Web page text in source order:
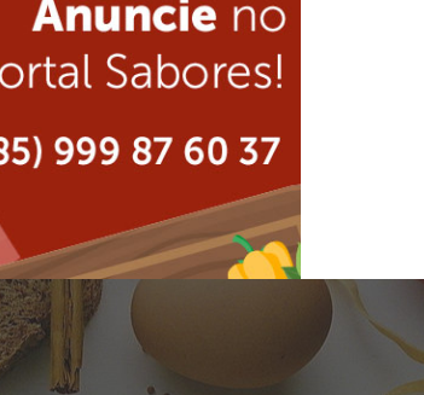
Espanhola
Francesa
Hamburguerias e
Sanduicherias
Internacional
Sanduicherias
Lanchonetes
Massas